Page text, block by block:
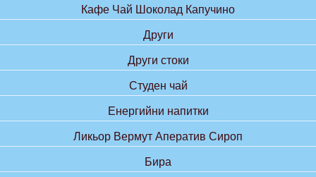
Кафе Чай Шоколад Капучино
Други
Други стоки
Студен чай
Енергийни напитки
Ликьор Вермут Аператив Сироп
Бира